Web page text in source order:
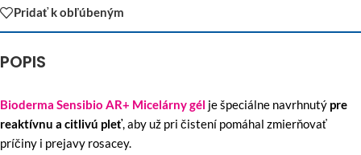
Pridať k obľúbeným
POPIS
Bioderma Sensibio AR+ Micelárny gél je špeciálne navrhnutý pre
reaktívnu a citlivú pleť, aby už pri čistení pomáhal zmierňovať
príčiny i prejavy rosacey.